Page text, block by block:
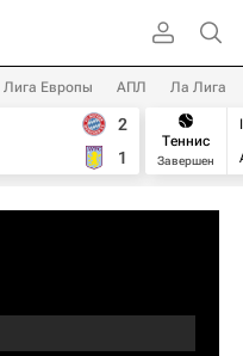
Лига Европы АПЛ Ла Лига
2
1
Теннис
Завершен